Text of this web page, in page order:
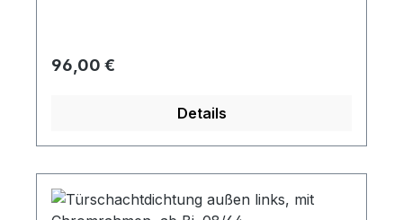
Regulärer Preis:
96,00 €
Details